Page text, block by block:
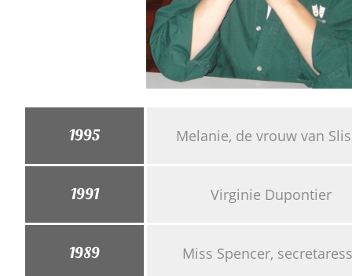
Melanie, de vrouw van
1995
Virginie Dupontier
1991
Miss Spencer,
1989